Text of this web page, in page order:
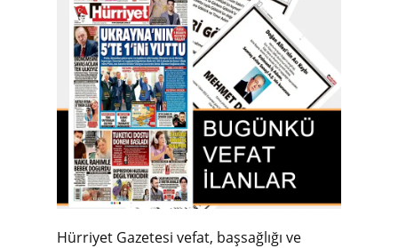
Hürriyet Gazetesi vefat, başsağlığı ve